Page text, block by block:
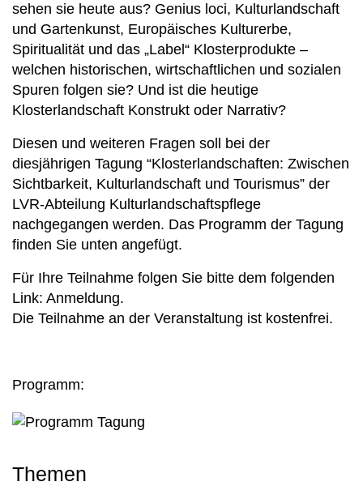
sehen sie heute aus? Genius loci, Kulturlandschaft
und Gartenkunst, Europäisches Kulturerbe,
Spiritualität und das „Label“ Klosterprodukte –
welchen historischen, wirtschaftlichen und sozialen
Spuren folgen sie? Und ist die heutige
Klosterlandschaft Konstrukt oder Narrativ?
Diesen und weiteren Fragen soll bei der
diesjährigen Tagung “Klosterlandschaften: Zwischen
Sichtbarkeit, Kulturlandschaft und Tourismus” der
LVR-Abteilung Kulturlandschaftspflege
nachgegangen werden. Das Programm der Tagung
finden Sie unten angefügt.
Für Ihre Teilnahme folgen Sie bitte dem folgenden
Link: Anmeldung.
Die Teilnahme an der Veranstaltung ist kostenfrei.
Programm:
Themen